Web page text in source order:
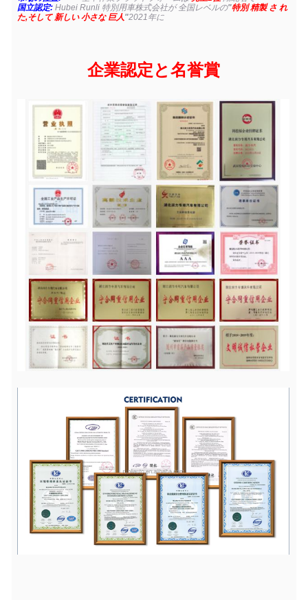
国立認定: Hubei Runli 特別用車株式会社が 全国レベルの"特別 精製 さ れ
た,そして 新しい 小さな 巨人 "2021年に
企業認定と名誉賞